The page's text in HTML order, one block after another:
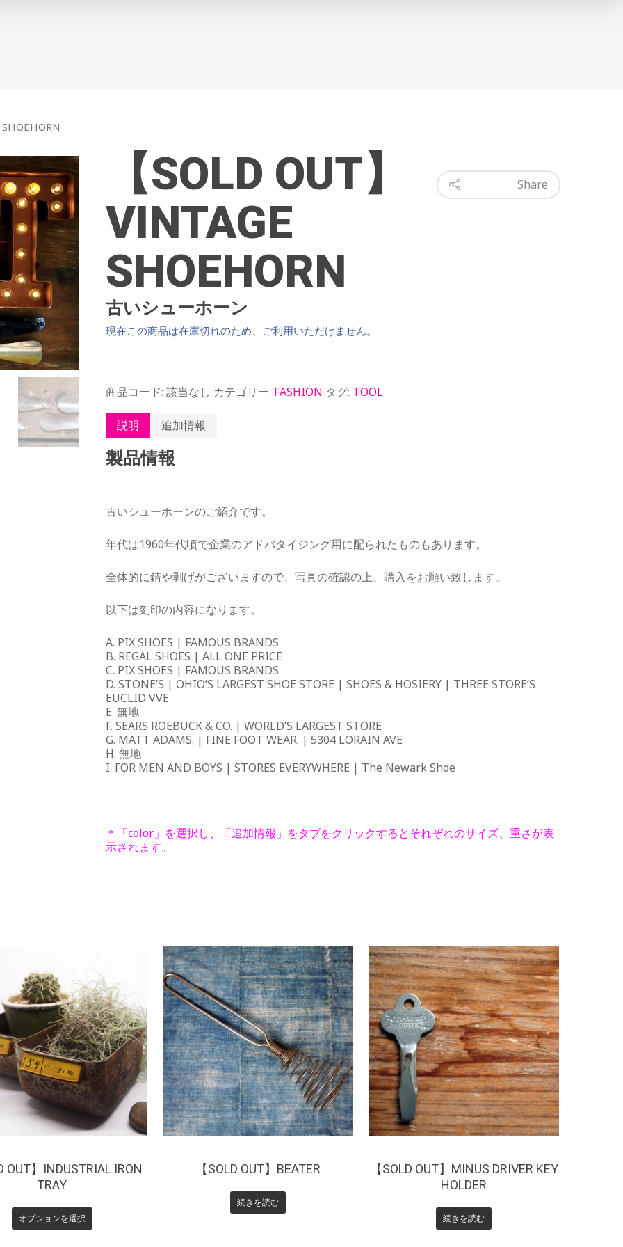
【SOLD OUT】
VINTAGE
SHOEHORN
Share
古いシューホーン
現在この商品は在庫切れのため、ご利用いただけません。
商品コード: 該当なし カテゴリー: FASHION タグ: TOOL
説明 追加情報
製品情報
古いシューホーンのご紹介です。
年代は1960年代頃で企業のアドバタイジング用に配られたものもあります。
全体的に錆や剥げがございますので、写真の確認の上、購入をお願い致します。
以下は刻印の内容になります。
A. PIX SHOES | FAMOUS BRANDS
B. REGAL SHOES | ALL ONE PRICE
C. PIX SHOES | FAMOUS BRANDS
D. STONE’S | OHIO’S LARGEST SHOE STORE | SHOES & HOSIERY | THREE STORE’S
EUCLID VVE
E. 無地
F. SEARS ROEBUCK & CO. | WORLD’S LARGEST STORE
G. MATT ADAMS. | FINE FOOT WEAR. | 5304 LORAIN AVE
H. 無地
I. FOR MEN AND BOYS | STORES EVERYWHERE | The Newark Shoe
＊「color」を選択し、「追加情報」をタブをクリックするとそれぞれのサイズ、重さが表
示されます。
OUT】INDUSTRIAL IRON
TRAY
オプションを選択
¥0
【SOLD OUT】BEATER
続きを読む
¥0
【SOLD OUT】MINUS DRIVER KEY
HOLDER
続きを読む